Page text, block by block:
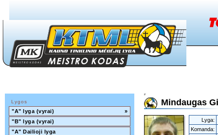
Lygos
"A" lyga (vyrai)
»
"B" lyga (vyrai)
"A" Dailioji lyga
Mindaugas
Lyga:
Komanda: